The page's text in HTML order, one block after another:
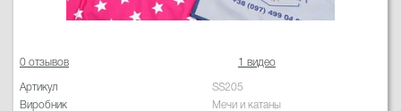
0 отзывов 1 видео
Артикул
SS205
Виробник
Мечи и катаны